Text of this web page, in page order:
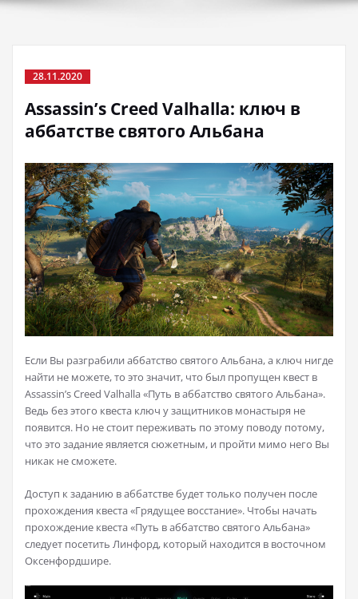
28.11.2020
Assassin’s Creed Valhalla: ключ в
аббатстве святого Альбана
Если Вы разграбили аббатство святого Альбана, а ключ нигде
найти не можете, то это значит, что был пропущен квест в
Assassin’s Creed Valhalla «Путь в аббатство святого Альбана».
Ведь без этого квеста ключ у защитников монастыря не
появится. Но не стоит переживать по этому поводу потому,
что это задание является сюжетным, и пройти мимо него Вы
никак не сможете.
Доступ к заданию в аббатстве будет только получен после
прохождения квеста «Грядущее восстание». Чтобы начать
прохождение квеста «Путь в аббатство святого Альбана»
следует посетить Линфорд, который находится в восточном
Оксенфордшире.